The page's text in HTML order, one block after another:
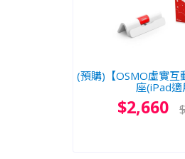
(預購)【OSMO虛實互
座(iPad適
$2,660